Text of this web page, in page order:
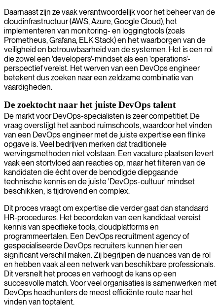
Daarnaast zijn ze vaak verantwoordelijk voor het beheer van de
cloudinfrastructuur (AWS, Azure, Google Cloud), het
implementeren van monitoring- en loggingtools (zoals
Prometheus, Grafana, ELK Stack) en het waarborgen van de
veiligheid en betrouwbaarheid van de systemen. Het is een rol
die zowel een 'developers'-mindset als een 'operations'-
perspectief vereist. Het werven van een DevOps engineer
betekent dus zoeken naar een zeldzame combinatie van
vaardigheden.
De zoektocht naar het juiste DevOps talent
De markt voor DevOps-specialisten is zeer competitief. De
vraag overstijgt het aanbod ruimschoots, waardoor het vinden
van een DevOps engineer met de juiste expertise een flinke
opgave is. Veel bedrijven merken dat traditionele
wervingsmethoden niet volstaan. Een vacature plaatsen levert
vaak een stortvloed aan reacties op, maar het filteren van de
kandidaten die écht over de benodigde diepgaande
technische kennis en de juiste 'DevOps-cultuur' mindset
beschikken, is tijdrovend en complex.
Dit proces vraagt om expertise die verder gaat dan standaard
HR-procedures. Het beoordelen van een kandidaat vereist
kennis van specifieke tools, cloudplatforms en
programmeertalen. Een DevOps recruitment agency of
gespecialiseerde DevOps recruiters kunnen hier een
significant verschil maken. Zij begrijpen de nuances van de rol
en hebben vaak al een netwerk van beschikbare professionals.
Dit versnelt het proces en verhoogt de kans op een
succesvolle match. Voor veel organisaties is samenwerken met
DevOps headhunters de meest efficiënte route naar het
vinden van toptalent.